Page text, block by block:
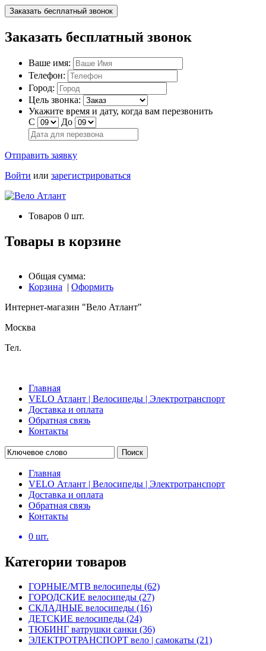
Заказать бесплатный звонок
Заказать бесплатный звонок
Ваше имя:
Телефон:
Город:
Цель звонка:
Укажите время и дату, когда вам перезвонить
С
До
Отправить заявку
Войти или зарегистрироваться
Товаров 0 шт.
Товары в корзине
Общая сумма:
Корзина | Оформить
Интернет-магазин "Вело Атлант"
Москва
Тел.
Главная
VELO Атлант | Велосипеды | Электротранспорт
Доставка и оплата
Обратная связь
Контакты
Поиск
Главная
VELO Атлант | Велосипеды | Электротранспорт
Доставка и оплата
Обратная связь
Контакты
0 шт.
Категории товаров
ГОРНЫЕ/MTB велосипеды (62)
ГОРОДСКИЕ велосипеды (27)
СКЛАДНЫЕ велосипеды (16)
ДЕТСКИЕ велосипеды (24)
ТЮБИНГ ватрушки санки (36)
ЭЛЕКТРОТРАНСПОРТ вело | самокаты (21)